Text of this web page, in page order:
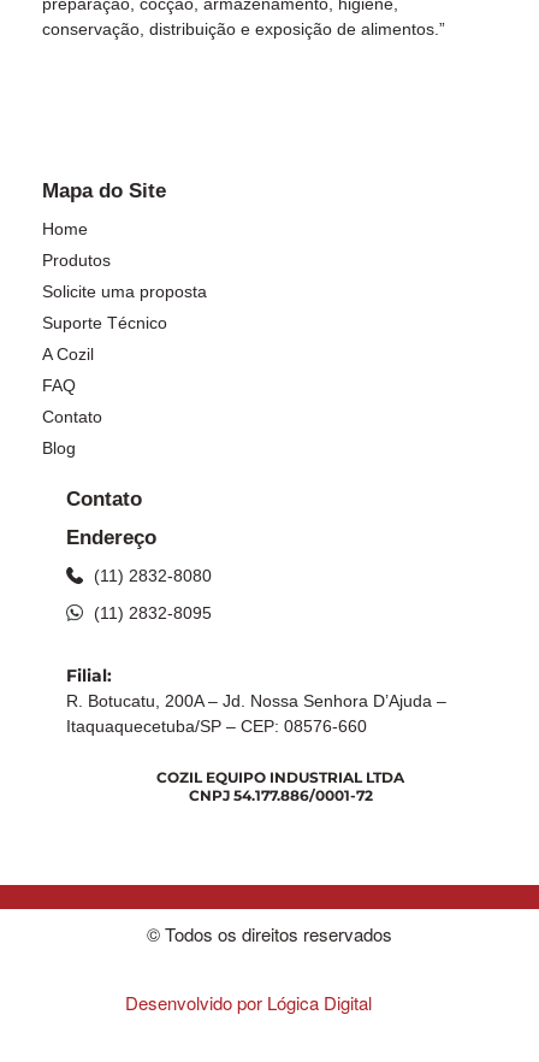
preparação, cocção, armazenamento, higiene,
conservação, distribuição e exposição de alimentos.”
Mapa do Site
Home
Produtos
Solicite uma proposta
Suporte Técnico
A Cozil
FAQ
Contato
Blog
Contato
Endereço
(11) 2832-8080
(11) 2832-8095
Filial:
R. Botucatu, 200A – Jd. Nossa Senhora D’Ajuda –
Itaquaquecetuba/SP – CEP: 08576-660
COZIL EQUIPO INDUSTRIAL LTDA
CNPJ 54.177.886/0001-72
© Todos os direitos reservados
Desenvolvido por Lógica Digital